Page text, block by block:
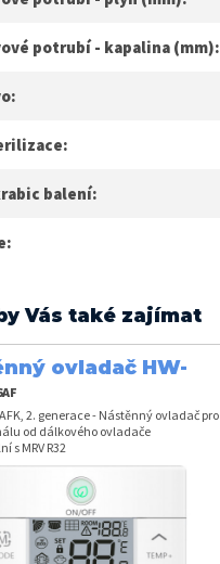
potrubí - kapalina (mm):
balení:
Vás také zajímat
ovladač HW-
2. generace - Nástěnný ovladač pro
od dálkového ovladače
s MRV R32